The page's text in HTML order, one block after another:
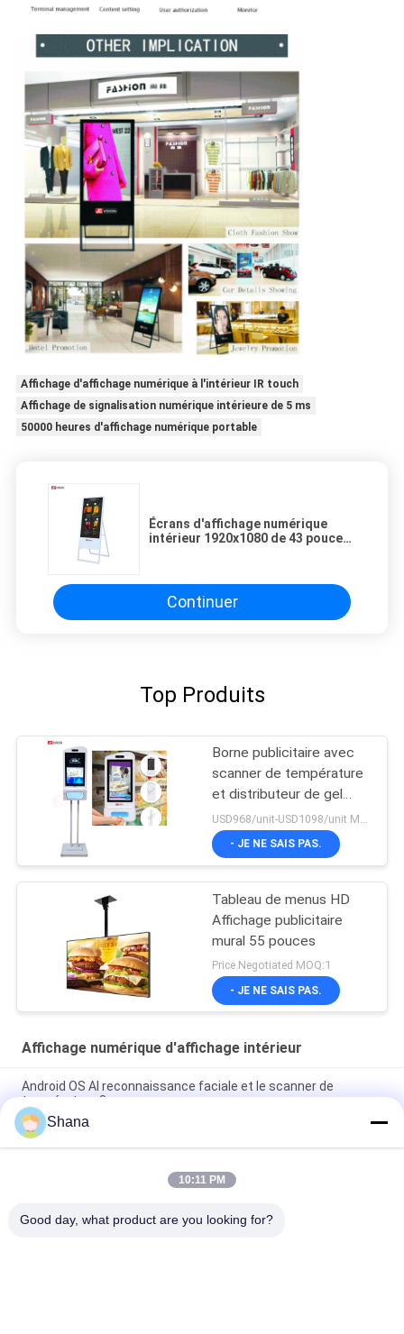
Affichage d'affichage numérique à l'intérieur IR touch
Affichage de signalisation numérique intérieure de 5 ms
50000 heures d'affichage numérique portable
Écrans d'affichage numérique
intérieur 1920x1080 de 43 pouces
Continuer
Top Produits
Borne publicitaire avec
scanner de température
et distributeur de gel
hydroalcoolique, avec
reconnaissance faciale
- JE NE SAIS PAS.
Tableau de menus HD
Affichage publicitaire
mural 55 pouces
Price Negotiated MOQ:1
- JE NE SAIS PAS.
Affichage numérique d'affichage intérieur
Android OS AI reconnaissance faciale et le scanner de
température 8 pouces
Smartboard tournant le Signage d'intérieur de Digital montre
l'écran tactile capacitif
JCVISION Panneau LED TFT 32 pouces affichage de menu
Shana
10:11 PM
Good day, what product are you looking for?